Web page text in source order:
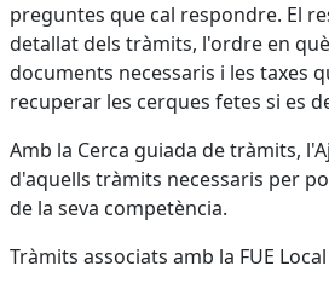
preguntes que cal respondre. El
detallat dels tràmits, l'ordre en
documents necessaris i les taxes
recuperar les cerques fetes si es
Amb la Cerca guiada de tràmits,
d'aquells tràmits necessaris per
de la seva competència.
Tràmits associats amb la FUE Local